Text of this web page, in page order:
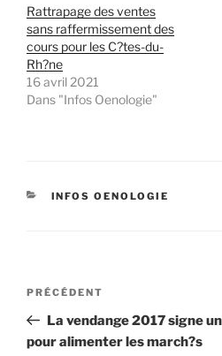
Rattrapage des ventes
sans raffermissement des
cours pour les C?tes-du-
Rh?ne
16 avril 2021
Dans "Infos Oenologie"
CATÉGORIES
INFOS OENOLOGIE
Navigation
l’article
Article
précédent
PRÉCÉDENT
La vendange 2017 signe
pour alimenter les march?s